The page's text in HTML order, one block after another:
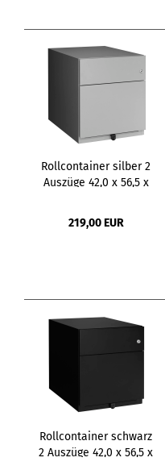
Rollcontainer silber 2
Auszüge 42,0 x 56,5 x
219,00 EUR
Rollcontainer schwarz
2 Auszüge 42,0 x 56,5 x